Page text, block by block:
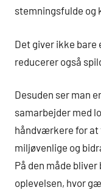
stemningsfulde og
Det giver ikke bare
reducerer også
Desuden ser man
samarbejder med
håndværkere for at
miljøvenlige og
På den måde
oplevelsen, hvor